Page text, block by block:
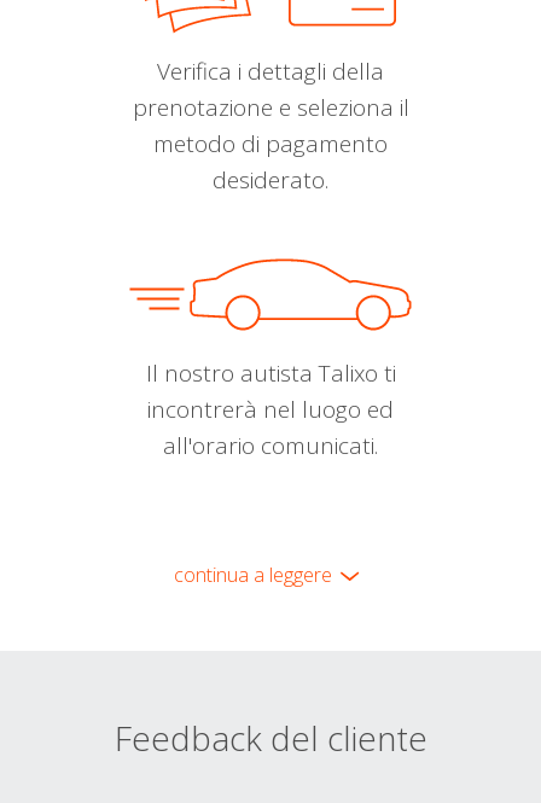
Verifica i dettagli della
prenotazione e seleziona il
metodo di pagamento
desiderato.
Il nostro autista Talixo ti
incontrerà nel luogo ed
all'orario comunicati.
continua a leggere
Feedback del cliente